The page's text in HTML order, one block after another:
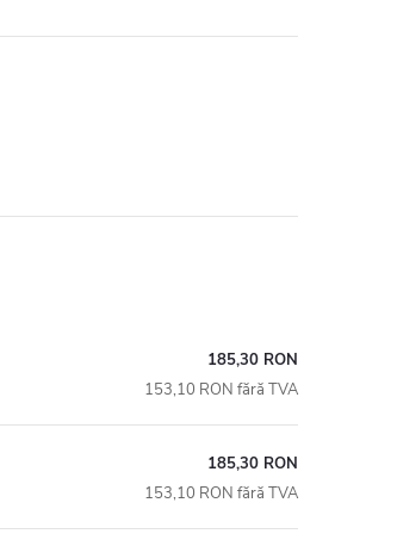
185,30 RON
153,10 RON fără TVA
185,30 RON
153,10 RON fără TVA